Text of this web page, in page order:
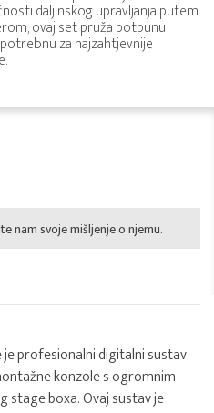
daljinskog upravljanja putem
ovaj set pruža potpunu
za najzahtjevnije
nam svoje mišljenje o njemu.
je profesionalni digitalni sustav
konzole s ogromnim
boxa. Ovaj sustav je